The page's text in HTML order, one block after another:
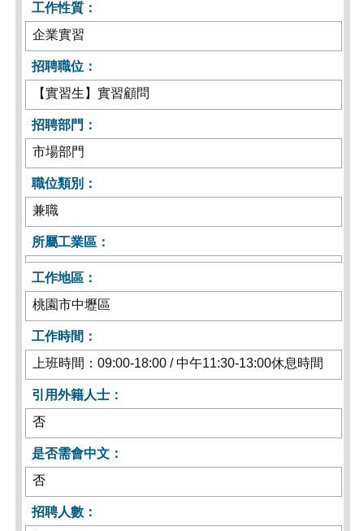
工作性質：
企業實習
招聘職位：
【實習生】實習顧問
招聘部門：
市場部門
職位類別：
兼職
所屬工業區：
工作地區：
桃園市中壢區
工作時間：
上班時間：09:00-18:00 / 中午11:30-13:00休息時間
引用外籍人士：
否
是否需會中文：
否
招聘人數：